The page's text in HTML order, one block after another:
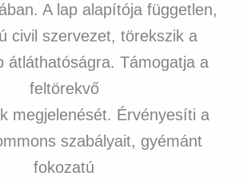
A lap alapítója független,
civil szervezet, törekszik a
átláthatóságra. Támogatja a
feltörekvő
megjelenését. Érvényesíti a
szabályait, gyémánt
fokozatú